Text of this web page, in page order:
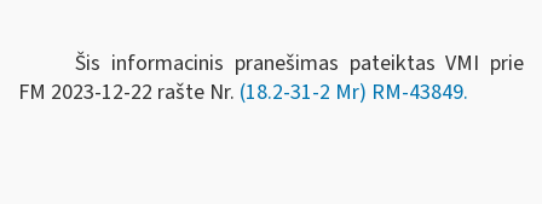
Šis informacinis pranešimas pateiktas VMI prie
FM 2023-12-22 rašte Nr. (18.2-31-2 Mr) RM-43849.